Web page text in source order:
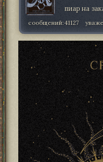
пиар на
сообщений:41127